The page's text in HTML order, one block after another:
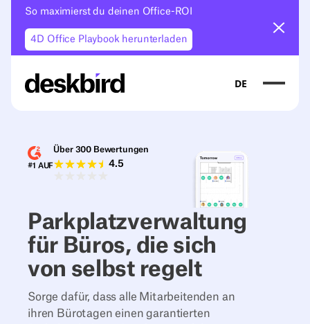
So maximierst du deinen Office-ROI
4D Office Playbook herunterladen
DE
#1 AUF
Über 300 Bewertungen
4.5
Parkplatzverwaltung
für Büros, die sich
von selbst regelt
Sorge dafür, dass alle Mitarbeitenden an
ihren Bürotagen einen garantierten